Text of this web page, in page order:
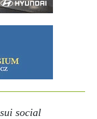
social